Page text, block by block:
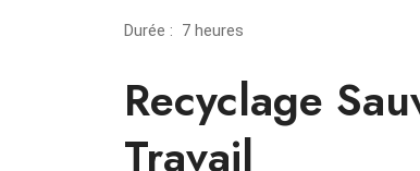
Durée : 7 heures
Recyclage
Travail